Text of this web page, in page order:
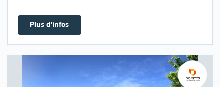
Plus d'infos